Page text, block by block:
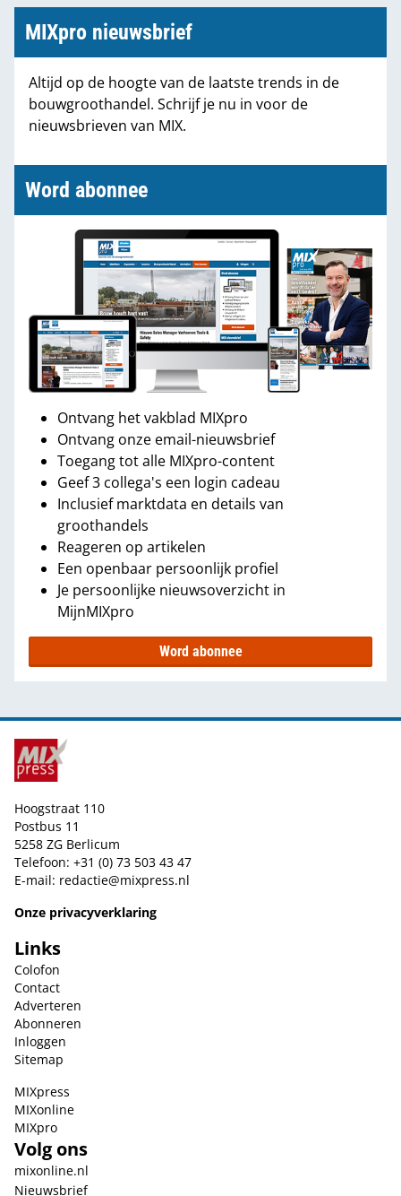
MIXpro nieuwsbrief
Altijd op de hoogte van de laatste trends in de
bouwgroothandel. Schrijf je nu in voor de
nieuwsbrieven van MIX.
Word abonnee
Ontvang het vakblad MIXpro
Ontvang onze email-nieuwsbrief
Toegang tot alle MIXpro-content
Geef 3 collega's een login cadeau
Inclusief marktdata en details van
groothandels
Reageren op artikelen
Een openbaar persoonlijk profiel
Je persoonlijke nieuwsoverzicht in
MijnMIXpro
Word abonnee
Hoogstraat 110
Postbus 11
5258 ZG Berlicum
Telefoon: +31 (0) 73 503 43 47
E-mail: redactie@mixpress.nl
Onze privacyverklaring
Links
Colofon
Contact
Adverteren
Abonneren
Inloggen
Sitemap
MIXpress
MIXonline
MIXpro
Volg ons
mixonline.nl
Nieuwsbrief